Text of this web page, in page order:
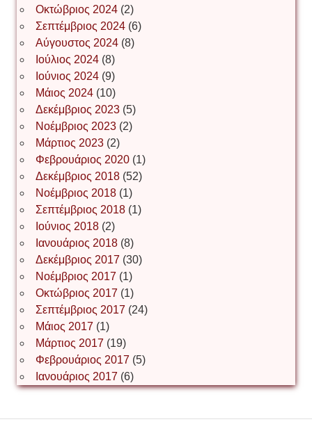
ΝΙΚΟΣ ΓΑΤΟΣ
Νίκος Λυγερός
Іван Буртик
Іван Наконечний
Інга Короткевич
Ірина Ключковська
Ірина Наконечна
Οκτώβριος 2024(2)
Σεπτέμβριος 2024(6)
Αύγουστος 2024(8)
Ιούλιος 2024(8)
Ιούνιος 2024(9)
Μάιος 2024(10)
Δεκέμβριος 2023(5)
Νοέμβριος 2023(2)
Μάρτιος 2023(2)
Φεβρουάριος 2020(1)
Δεκέμβριος 2018(52)
Νοέμβριος 2018(1)
Σεπτέμβριος 2018(1)
Ιούνιος 2018(2)
Ιανουάριος 2018(8)
Δεκέμβριος 2017 (30)
Νοέμβριος 2017 (1)
Οκτώβριος 2017 (1)
Σεπτέμβριος 2017 (24)
Μάιος 2017 (1)
Μάρτιος 2017 (19)
Φεβρουάριος 2017 (5)
Ιανουάριος 2017 (6)